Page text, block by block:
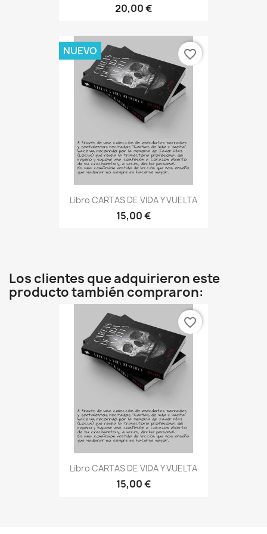
20,00 €
Libro CARTAS DE VIDA Y VUELTA
15,00 €
NUEVO favorite_border
Los clientes que adquirieron este
producto también compraron:
Libro CARTAS DE VIDA Y VUELTA
15,00 €
favorite_border